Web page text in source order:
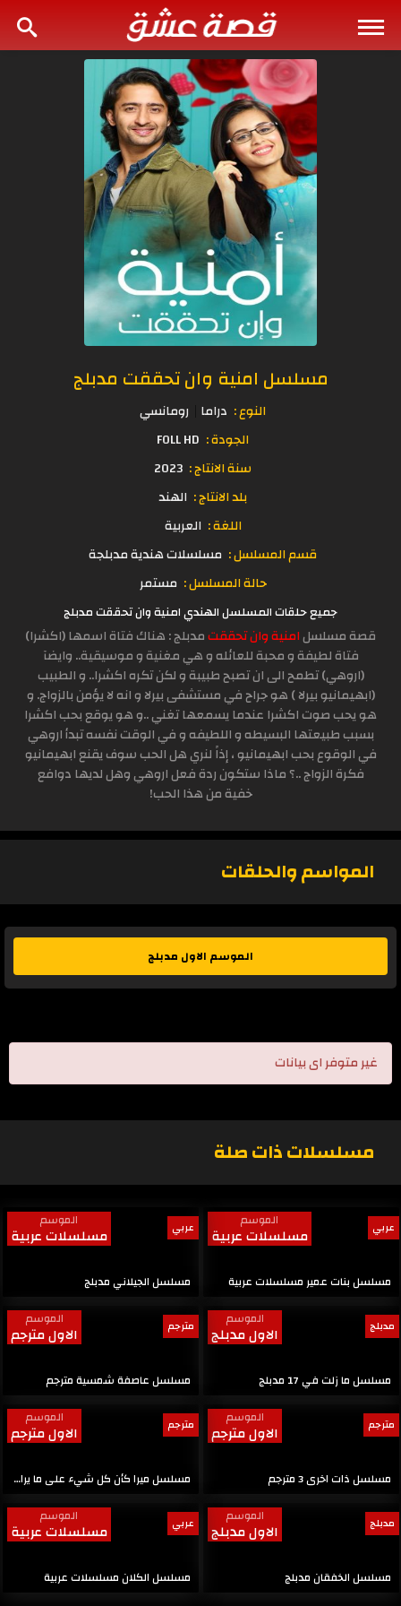
مسلسل امنية وان تحققت مدبلج
النوع : دراما رومانسي
الجودة : FOLL HD
سنة الانتاج : 2023
بلد الانتاج : الهند
اللغة : العربية
قسم المسلسل : مسلسلات هندية مدبلجة
حالة المسلسل : مستمر
جميع حلقات المسلسل الهندي امنية وان تحققت مدبلج
قصة مسلسلامنية وان تحققتمدبلج : هناك فتاة اسمها (اكشرا)
فتاة لطيفة و محبة للعائله و هي مغنية و موسيقية.. وايضآ
(اروهي) تطمح الى ان تصبح طبيبة و لكن تكره اكشرا.. و الطبيب
(ابهيمانيو بيرلا ) هو جراح في مستشفى بيرلا و انه لا يؤمن بالزواج. و
هو يحب صوت اكشرا عندما يسمعها تغني ..و هو يوقع بحب اكشرا
بسبب طبيعتها البسيطه و اللطيفه و في الوقت نفسه تبدأ اروهي
في الوقوع بحب ابهيمانيو ، إذاً لنري هل الحب سوف يقنع ابهيمانيو
فكرة الزواج ..؟ ماذا ستكون ردة فعل اروهي وهل لديها دوافع
خفية من هذا الحب!
المواسم والحلقات
الموسم الاول مدبلج
غير متوفر اى بيانات
مسلسلات ذات صلة
عربي الموسم
مسلسلات عربية
مسلسل بنات عمير مسلسلات عربية
عربي الموسم
مسلسلات عربية
مسلسل الجيلاني مدبلج
مدبلج الموسم
الاول مدبلج
مسلسل ما زلت في 17 مدبلج
مترجم الموسم
الاول مترجم
مسلسل عاصفة شمسية مترجم
مترجم الموسم
الاول مترجم
مسلسل ذات اخرى 3 مترجم
مترجم الموسم
الاول مترجم
مسلسل ميرا كأن كل شيء على ما يرام مترجم
مدبلج الموسم
الاول مدبلج
مسلسل الخفقان مدبلج
عربي الموسم
مسلسلات عربية
مسلسل الكلان مسلسلات عربية